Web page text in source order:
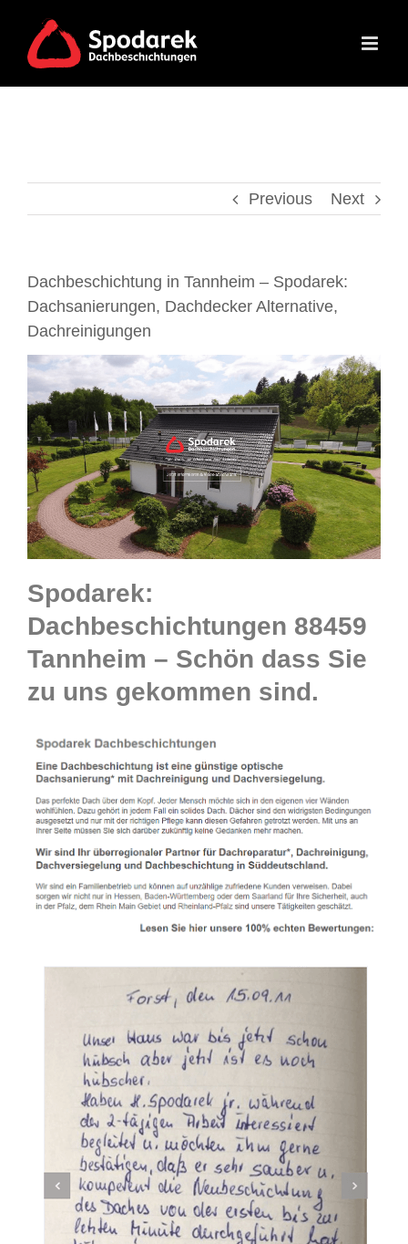
content
Previous Next
Dachbeschichtung in Tannheim – Spodarek:
Dachsanierungen, Dachdecker Alternative,
Dachreinigungen
Spodarek:
Dachbeschichtungen 88459
Tannheim – Schön dass Sie
zu uns gekommen sind.